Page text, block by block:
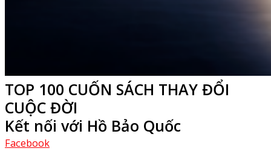
TOP 100 CUỐN SÁCH THAY ĐỔI
CUỘC ĐỜI
Kết nối với Hồ Bảo Quốc
Facebook